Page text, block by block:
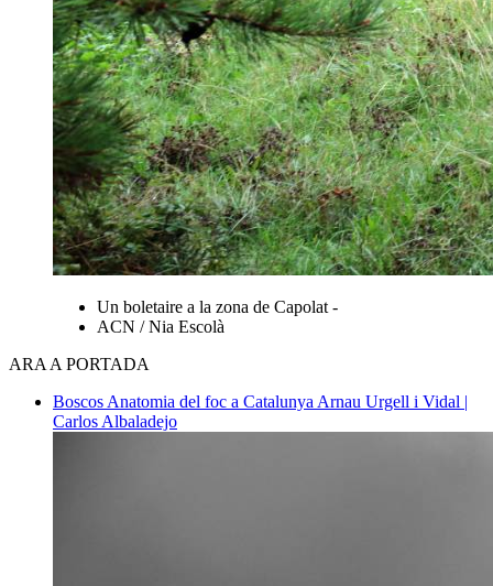
Un boletaire a la zona de Capolat -
ACN / Nia Escolà
ARA A PORTADA
Boscos Anatomia del foc a Catalunya Arnau Urgell i Vidal |
Carlos Albaladejo